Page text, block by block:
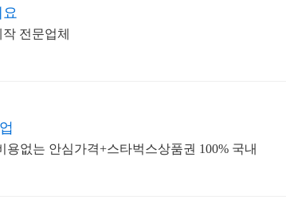
전문업체
없는 안심가격+스타벅스상품권 100% 국내